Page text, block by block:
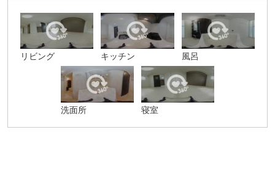
リビング キッチン 風呂
洗面所 寝室